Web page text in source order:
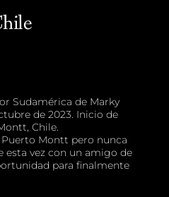
Sudamérica de Marky
de 2023. Inicio de
Chile.
Puerto Montt pero nunca
esta vez con un amigo de
para finalmente